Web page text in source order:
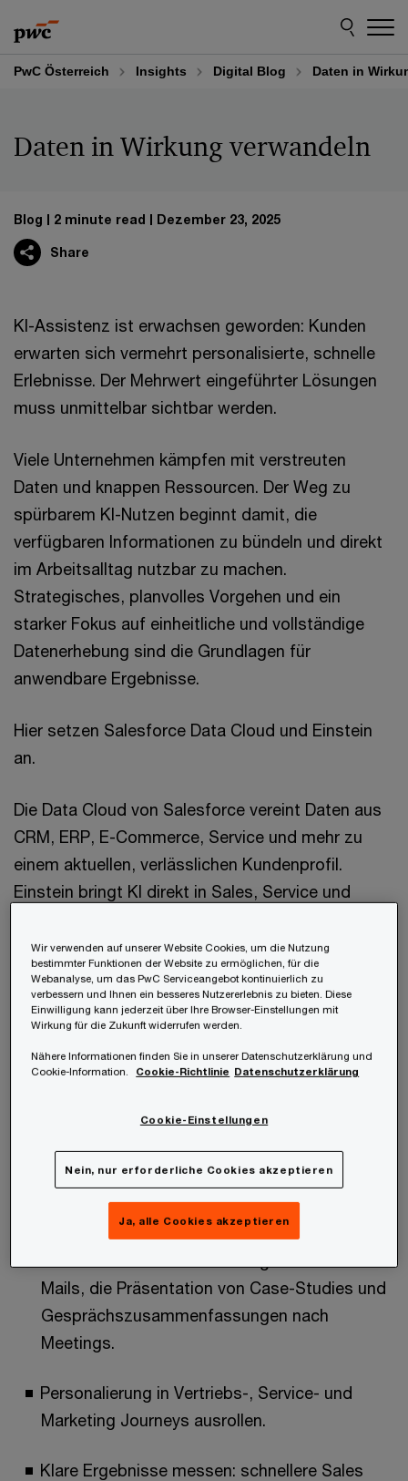
to
content
to
footer
PwC Österreich Insights Digital Blog Daten in
Daten in Wirkung verwandeln
Blog 2 minute read Dezember 23, 2025
Share
KI-Assistenz ist erwachsen geworden: Kunden
erwarten sich vermehrt personalisierte, schnelle
Erlebnisse. Der Mehrwert eingeführter Lösungen
muss unmittelbar sichtbar werden.
Viele Unternehmen kämpfen mit verstreuten
Daten und knappen Ressourcen. Der Weg zu
spürbarem KI-Nutzen beginnt damit, die
verfügbaren Informationen zu bündeln und direkt
im Arbeitsalltag nutzbar zu machen.
Strategisches, planvolles Vorgehen und ein
starker Fokus auf einheitliche und vollständige
Datenerhebung sind die Grundlagen für
anwendbare Ergebnisse.
Hier setzen Salesforce Data Cloud und Einstein
an.
Die Data Cloud von Salesforce vereint Daten aus
CRM, ERP, E-Commerce, Service und mehr zu
einem aktuellen, verlässlichen Kundenprofil.
Einstein bringt KI direkt in Sales, Service und
Zusammenfassungen und Content-Vorschläge im
Workflow der Arbeit. Gemeinsam entsteht so die
Basis für nahtlose, kanalübergreifende Erlebnisse
und effizientere Prozesse im gesamten
Unternehmen.
Was Sie mit dem richtigen System erreichen
Zentrale Datenquellen verbinden und
Mails, die Präsentation von Case-Studies und
Gesprächszusammenfassungen nach
Meetings.
Personalierung in Vertriebs-, Service- und
Marketing Journeys ausrollen.
Klare Ergebnisse messen: schnellere Sales
Wir verwenden auf unserer Website Cookies, um die Nutzung
bestimmter Funktionen der Website zu ermöglichen, für die
Webanalyse, um das PwC Serviceangebot kontinuierlich zu
verbessern und Ihnen ein besseres Nutzererlebnis zu bieten. Diese
Einwilligung kann jederzeit über Ihre Browser-Einstellungen mit
Wirkung für die Zukunft widerrufen werden.
Nähere Informationen finden Sie in unserer Datenschutzerklärung und
Cookie-Information.
Cookie-Richtlinie Datenschutzerklärung
Cookie-Einstellungen
Nein, nur erforderliche Cookies akzeptieren
Ja, alle Cookies akzeptieren